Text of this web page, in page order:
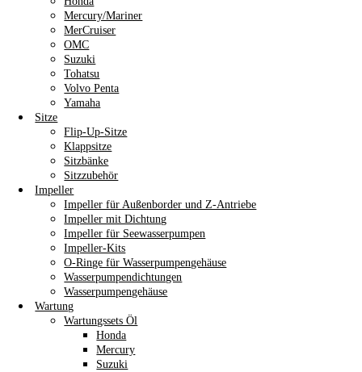
Mercury/Mariner
MerCruiser
OMC
Suzuki
Tohatsu
Volvo Penta
Yamaha
Sitze
Flip-Up-Sitze
Klappsitze
Sitzbänke
Sitzzubehör
Impeller
Impeller für Außenborder und Z-Antriebe
Impeller mit Dichtung
Impeller für Seewasserpumpen
Impeller-Kits
O-Ringe für Wasserpumpengehäuse
Wasserpumpendichtungen
Wasserpumpengehäuse
Wartung
Wartungssets Öl
Honda
Mercury
Suzuki